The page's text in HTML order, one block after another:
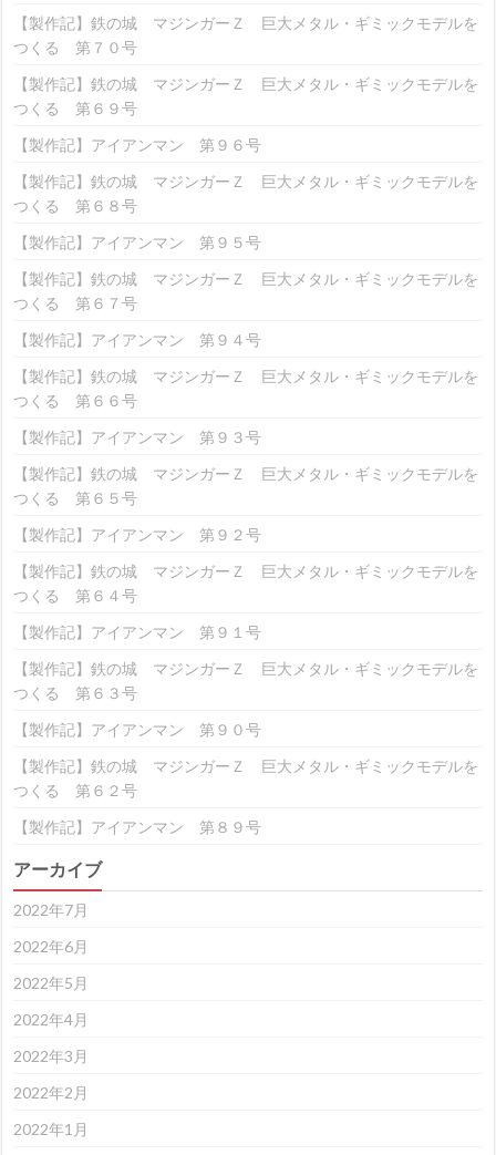
【製作記】鉄の城 マジンガーＺ 巨大メタル・ギミックモデルを
つくる 第７０号
【製作記】鉄の城 マジンガーＺ 巨大メタル・ギミックモデルを
つくる 第６９号
【製作記】アイアンマン 第９６号
【製作記】鉄の城 マジンガーＺ 巨大メタル・ギミックモデルを
つくる 第６８号
【製作記】アイアンマン 第９５号
【製作記】鉄の城 マジンガーＺ 巨大メタル・ギミックモデルを
つくる 第６７号
【製作記】アイアンマン 第９４号
【製作記】鉄の城 マジンガーＺ 巨大メタル・ギミックモデルを
つくる 第６６号
【製作記】アイアンマン 第９３号
【製作記】鉄の城 マジンガーＺ 巨大メタル・ギミックモデルを
つくる 第６５号
【製作記】アイアンマン 第９２号
【製作記】鉄の城 マジンガーＺ 巨大メタル・ギミックモデルを
つくる 第６４号
【製作記】アイアンマン 第９１号
【製作記】鉄の城 マジンガーＺ 巨大メタル・ギミックモデルを
つくる 第６３号
【製作記】アイアンマン 第９０号
【製作記】鉄の城 マジンガーＺ 巨大メタル・ギミックモデルを
つくる 第６２号
【製作記】アイアンマン 第８９号
アーカイブ
2022年7月
2022年6月
2022年5月
2022年4月
2022年3月
2022年2月
2022年1月